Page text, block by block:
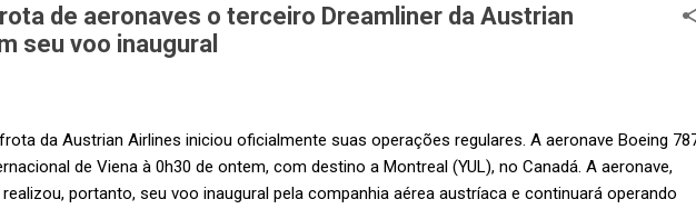
de aeronaves o terceiro Dreamliner da Austrian
seu voo inaugural
da Austrian Airlines iniciou oficialmente suas operações regulares. A aeronave Boeing
de Viena à 0h30 de ontem, com destino a Montreal (YUL), no Canadá. A aeronave,
portanto, seu voo inaugural pela companhia aérea austríaca e continuará operando